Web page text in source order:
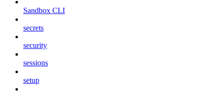
Sandbox CLI
secrets
security
sessions
setup